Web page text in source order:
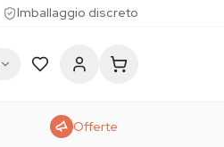
Imballaggio discreto
Offerte